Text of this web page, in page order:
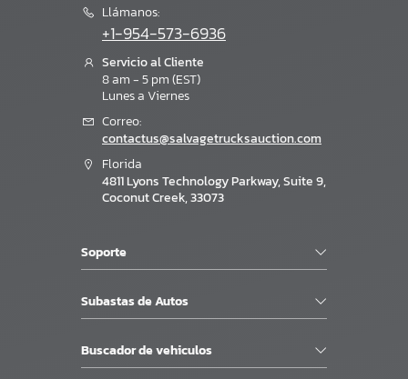
Llámanos:
+1-954-573-6936
Servicio al Cliente
8 am - 5 pm (EST)
Lunes a Viernes
Correo:
contactus@salvagetrucksauction.com
Florida
4811 Lyons Technology Parkway, Suite 9,
Coconut Creek, 33073
Soporte
Subastas de Autos
Buscador de vehiculos